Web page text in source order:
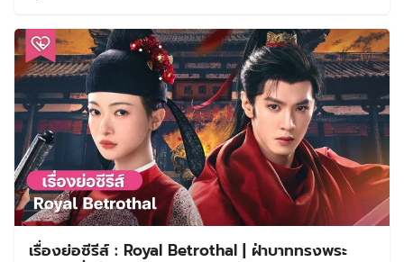
เรื่องย่อซีรีส์ : Royal Betrothal | ฝ่าบาททรงพระ